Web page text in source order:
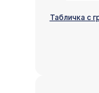
Табличка с